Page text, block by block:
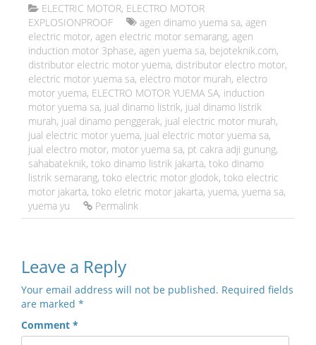
ELECTRIC MOTOR, ELECTRO MOTOR
EXPLOSIONPROOF
agen dinamo yuema sa, agen
electric motor, agen electric motor semarang, agen
induction motor 3phase, agen yuema sa, bejoteknik.com,
distributor electric motor yuema, distributor electro motor,
electric motor yuema sa, electro motor murah, electro
motor yuema, ELECTRO MOTOR YUEMA SA, induction
motor yuema sa, jual dinamo listrik, jual dinamo listrik
murah, jual dinamo penggerak, jual electric motor murah,
jual electric motor yuema, jual electric motor yuema sa,
jual electro motor, motor yuema sa, pt cakra adji gunung,
sahabateknik, toko dinamo listrik jakarta, toko dinamo
listrik semarang, toko electric motor glodok, toko electric
motor jakarta, toko eletric motor jakarta, yuema, yuema sa,
yuema yu
Permalink
Leave a Reply
Your email address will not be published. Required fields
are marked *
Comment *